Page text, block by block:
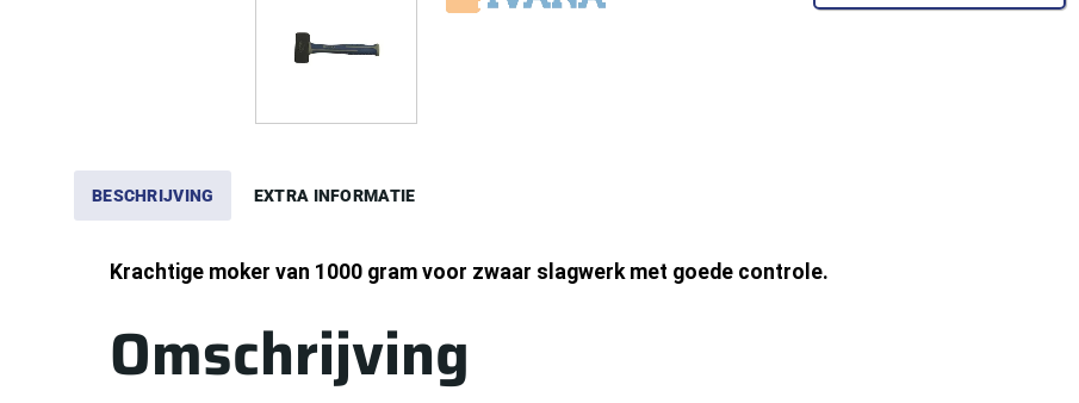
BESCHRIJVING EXTRA INFORMATIE
Krachtige moker van 1000 gram voor zwaar slagwerk met goede controle.
Omschrijving